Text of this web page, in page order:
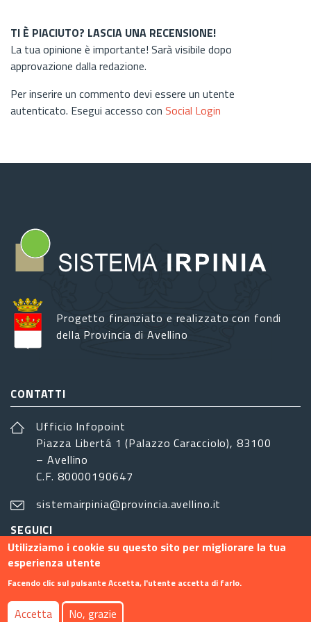
TI È PIACIUTO? LASCIA UNA RECENSIONE!
La tua opinione è importante! Sarà visibile dopo
approvazione dalla redazione.
Per inserire un commento devi essere un utente
autenticato. Esegui accesso con Social Login
Progetto finanziato e realizzato con fondi
della Provincia di Avellino
CONTATTI
Ufficio Infopoint
Piazza Libertá 1 (Palazzo Caracciolo), 83100
– Avellino
C.F. 80000190647
sistemairpinia@provincia.avellino.it
SEGUICI
Footer menu
Contatti Info
Utilizziamo i cookie su questo sito per migliorare la tua
esperienza utente
Facendo clic sul pulsante Accetta, l'utente accetta di farlo.
Accetta No, grazie